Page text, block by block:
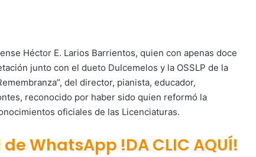
Héctor E. Larios Barrientos, quien con apenas doce
junto con el dueto Dulcemelos y la OSSLP de la
del director, pianista, educador,
reconocido por haber sido quien reformó la
oficiales de las Licenciaturas.
WhatsApp !DA CLIC AQUÍ!